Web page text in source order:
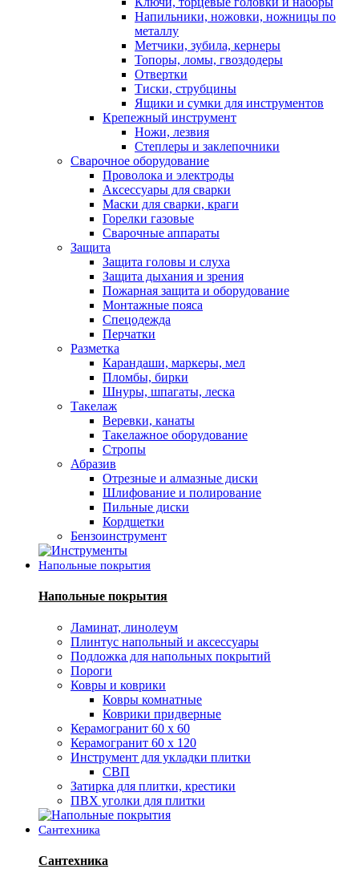
Напильники, ножовки, ножницы по
металлу
Метчики, зубила, кернеры
Топоры, ломы, гвоздодеры
Отвертки
Тиски, струбцины
Ящики и сумки для инструментов
Крепежный инструмент
Ножи, лезвия
Степлеры и заклепочники
Сварочное оборудование
Проволока и электроды
Аксессуары для сварки
Маски для сварки, краги
Горелки газовые
Сварочные аппараты
Защита
Защита головы и слуха
Защита дыхания и зрения
Пожарная защита и оборудование
Монтажные пояса
Спецодежда
Перчатки
Разметка
Карандаши, маркеры, мел
Пломбы, бирки
Шнуры, шпагаты, леска
Такелаж
Веревки, канаты
Такелажное оборудование
Стропы
Абразив
Отрезные и алмазные диски
Шлифование и полирование
Пильные диски
Кордщетки
Бензоинструмент
Напольные покрытия
Напольные покрытия
Ламинат, линолеум
Плинтус напольный и аксессуары
Подложка для напольных покрытий
Пороги
Ковры и коврики
Ковры комнатные
Коврики придверные
Керамогранит 60 х 60
Керамогранит 60 х 120
Инструмент для укладки плитки
СВП
Затирка для плитки, крестики
ПВХ уголки для плитки
Сантехника
Сантехника